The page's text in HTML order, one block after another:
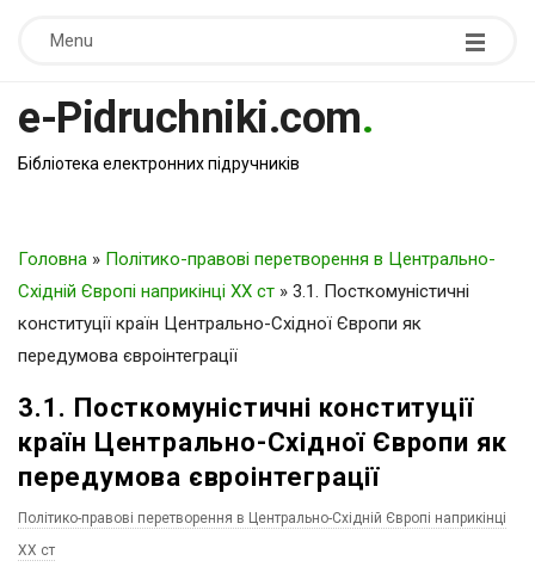
Menu
e-Pidruchniki.com.
Бібліотека електронних підручників
Головна » Політико-правові перетворення в Центрально-
Східній Європі наприкінці ХХ ст » 3.1. Посткомуністичні
конституції країн Центрально-Східної Європи як
передумова євроінтеграції
3.1. Посткомуністичні конституції
країн Центрально-Східної Європи як
передумова євроінтеграції
Політико-правові перетворення в Центрально-Східній Європі наприкінці
ХХ ст